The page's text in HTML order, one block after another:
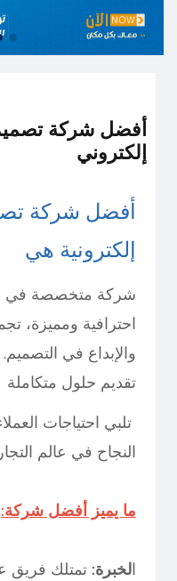
أفضل شركة
إلكتروني
أفضل شركة
إلكترونية هي
شركة متخصصة في
احترافية ومميزة،
والإبداع في
تقديم حلول متكاملة
تلبي احتياجات
النجاح في عالم
ما يميز أفضل شركة:
الخبرة: تمتلك